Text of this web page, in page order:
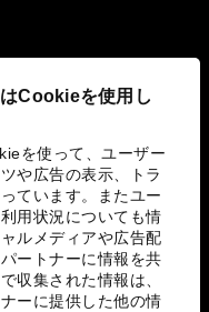
Cookieを使用し
を使って、ユーザー
や広告の表示、トラ
ています。またユー
用状況についても情
ルメディアや広告配
ートナーに情報を共
収集された情報は、
ーに提供した他の情